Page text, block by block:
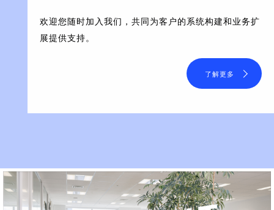
欢迎您随时加入我们，共同为客户的系统构建和业务扩
展提供支持。
了解更多